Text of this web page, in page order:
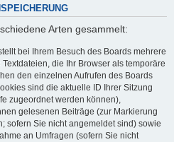
Arten gesammelt:
bei Ihrem Besuch des Boards mehrere
die Ihr Browser als temporäre
den einzelnen Aufrufen des Boards
sind die aktuelle ID Ihrer Sitzung
zugeordnet werden können),
gelesenen Beiträge (zur Markierung
sofern Sie nicht angemeldet sind) sowie
an Umfragen (sofern Sie nicht